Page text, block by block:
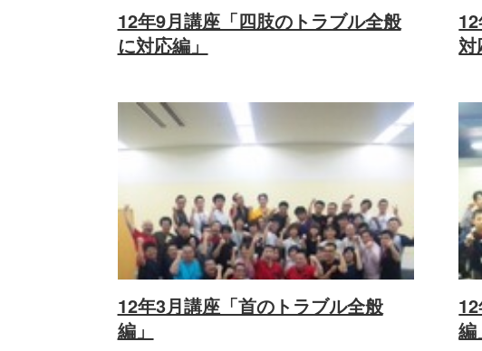
12年9月講座「四肢のトラブル全般
に対応編」
対
12年3月講座「首のトラブル全般
編」
編